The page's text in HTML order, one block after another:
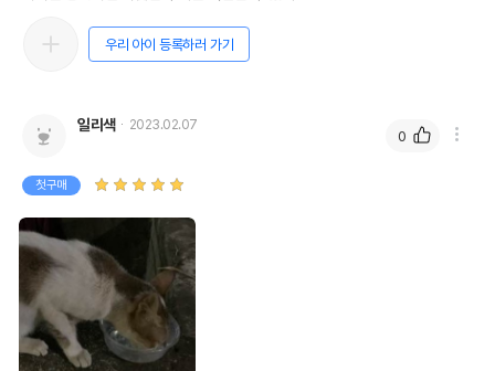
우리 아이 등록하러 가기
일리색 2023.02.07
첫구매
0